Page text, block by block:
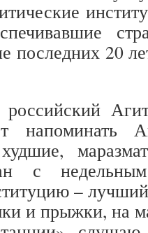
последних 20
напоминать
с
–
и прыжки, на